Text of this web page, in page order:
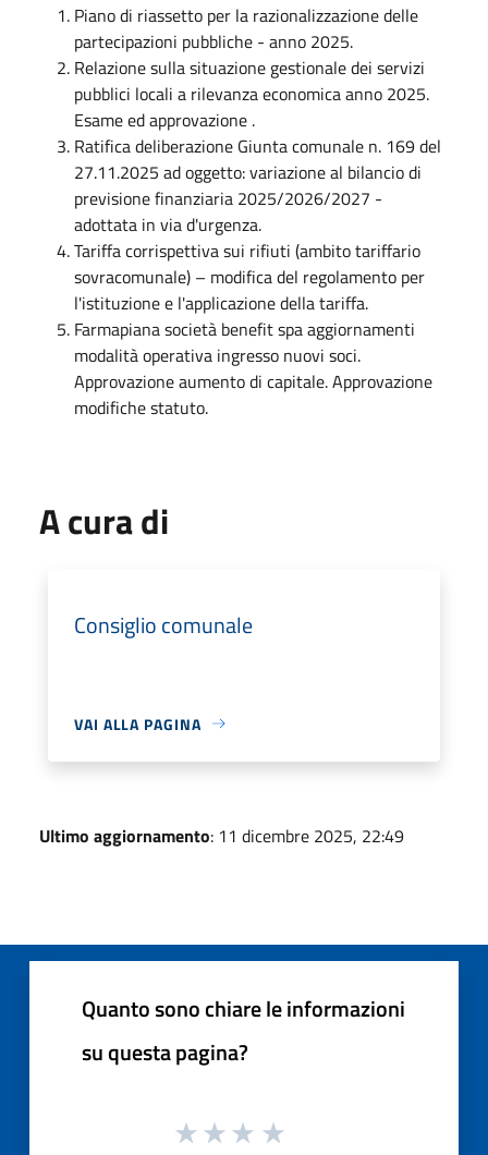
Piano di riassetto per la razionalizzazione delle
partecipazioni pubbliche - anno 2025.
Relazione sulla situazione gestionale dei servizi
pubblici locali a rilevanza economica anno 2025.
Esame ed approvazione .
Ratifica deliberazione Giunta comunale n. 169 del
27.11.2025 ad oggetto: variazione al bilancio di
previsione finanziaria 2025/2026/2027 -
adottata in via d'urgenza.
Tariffa corrispettiva sui rifiuti (ambito tariffario
sovracomunale) – modifica del regolamento per
l'istituzione e l'applicazione della tariffa.
Farmapiana società benefit spa aggiornamenti
modalità operativa ingresso nuovi soci.
Approvazione aumento di capitale. Approvazione
modifiche statuto.
A cura di
Consiglio comunale
VAI ALLA PAGINA
Ultimo aggiornamento: 11 dicembre 2025, 22:49
Quanto sono chiare le informazioni
su questa pagina?